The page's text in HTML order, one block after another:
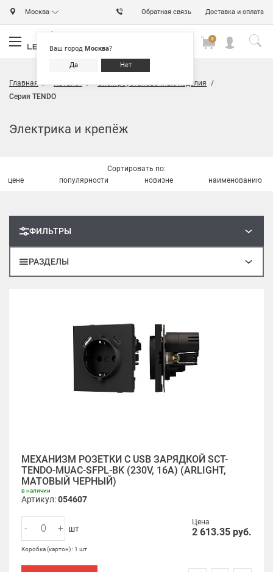
Москва
Ваш город Москва?
Да Нет
Обратная связь Доставка и оплата
0
Главная Каталог
Электроустановочные изделия
Серия TENDO
Электрика и крепёж
РАЗДЕЛЫ
ФИЛЬТРЫ
Сортировать по:
цене
популярности новизне наименованию
МЕХАНИЗМ РОЗЕТКИ С USB ЗАРЯДКОЙ SCT-
TENDO-MUAC-SFPL-BK (230V, 16A) (ARLIGHT,
МАТОВЫЙ ЧЕРНЫЙ)
в наличии
Артикул:054607
Цена
2 613.35 руб.
- + шт
Коробка (картон) : 1 шт